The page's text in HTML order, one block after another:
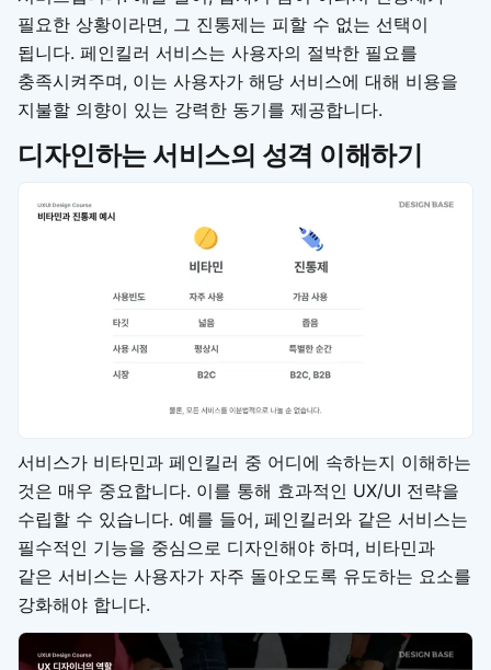
필요한 상황이라면, 그 진통제는 피할 수 없는 선택이
됩니다. 페인킬러 서비스는 사용자의 절박한 필요를
충족시켜주며, 이는 사용자가 해당 서비스에 대해 비용을
지불할 의향이 있는 강력한 동기를 제공합니다.
디자인하는 서비스의 성격 이해하기
서비스가 비타민과 페인킬러 중 어디에 속하는지 이해하는
것은 매우 중요합니다. 이를 통해 효과적인 UX/UI 전략을
수립할 수 있습니다. 예를 들어, 페인킬러와 같은 서비스는
필수적인 기능을 중심으로 디자인해야 하며, 비타민과
같은 서비스는 사용자가 자주 돌아오도록 유도하는 요소를
강화해야 합니다.